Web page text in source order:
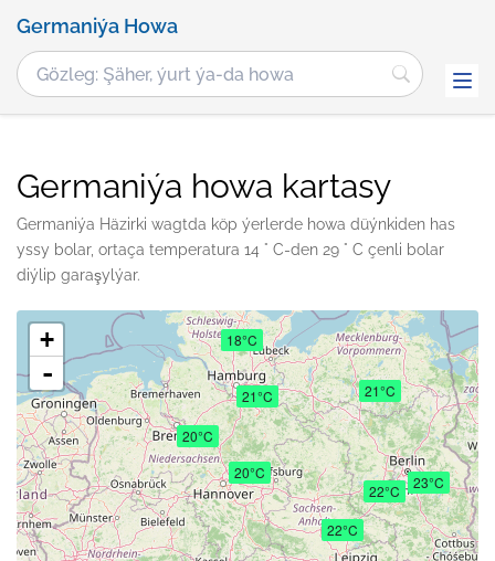
Germaniýa Howa
Germaniýa howa kartasy
Germaniýa Häzirki wagtda köp ýerlerde howa düýnkiden has
yssy bolar, ortaça temperatura 14 ° C-den 29 ° C çenli bolar
diýlip garaşylýar.
23°C
21°C
20°C
18°C
20°C
22°C
22°C
21°C
+
-